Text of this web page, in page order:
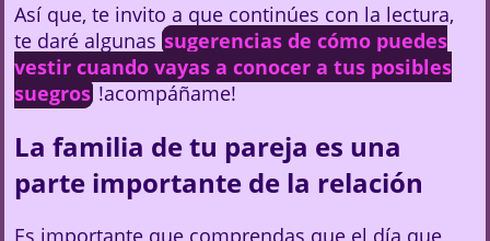
Así que, te invito a que continúes con la lectura,
te daré algunassugerencias de cómo puedes
vestir cuando vayas a conocer a tus posibles
suegros !acompáñame!
La familia de tu pareja es una
parte importante de la relación
Es importante que comprendas que el día que